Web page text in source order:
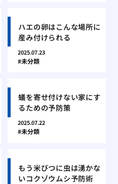
ハエの卵はこんな場所に
産み付けられる
2025.07.23
未分類
蟻を寄せ付けない家にす
るための予防策
2025.07.22
未分類
もう米びつに虫は湧かな
いコクゾウムシ予防術